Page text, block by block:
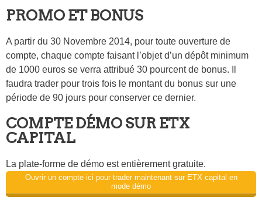
PROMO ET BONUS
A partir du 30 Novembre 2014, pour toute ouverture de
compte, chaque compte faisant l’objet d’un dépôt minimum
de 1000 euros se verra attribué 30 pourcent de bonus. Il
faudra trader pour trois fois le montant du bonus sur une
période de 90 jours pour conserver ce dernier.
COMPTE DÉMO SUR ETX
CAPITAL
La plate-forme de démo est entièrement gratuite.
Ouvrir un compte ici pour trader maintenant sur ETX capital en
mode démo